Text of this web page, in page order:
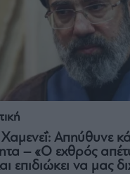
Απηύθυνε
– «Ο εχθρός
επιδιώκει να μας